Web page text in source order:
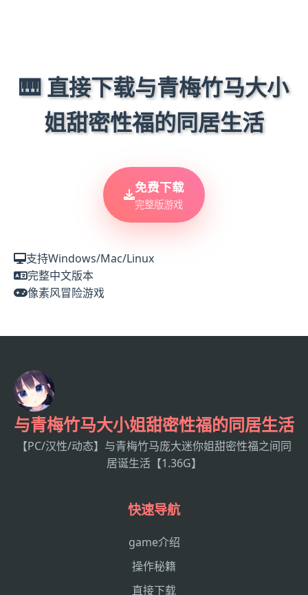
🎹 直接下载与青梅竹马大小
姐甜密性福的同居生活
免费下载
完整版游戏
支持Windows/Mac/Linux
完整中文版本
像素风冒险游戏
与青梅竹马大小姐甜密性福的同居生活
【PC/汉性/动态】与青梅竹马庞大迷你姐甜密性福之间同
居诞生活【1.36G】
快速导航
game介绍
操作秘籍
直接下载